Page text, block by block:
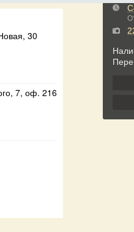
30
7, оф. 216